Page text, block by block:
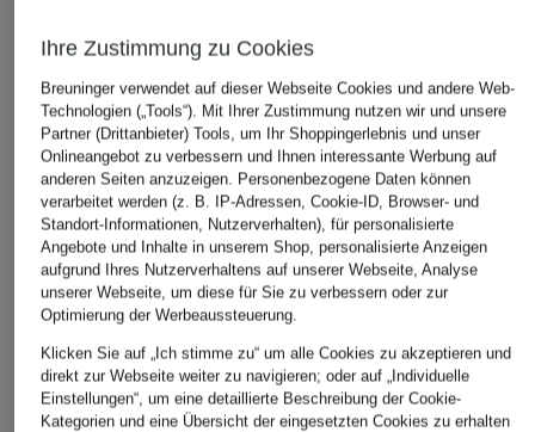
Ihre Zustimmung zu Cookies
Breuninger verwendet auf dieser Webseite Cookies und andere Web-
Technologien („Tools“). Mit Ihrer Zustimmung nutzen wir und unsere
Partner (Drittanbieter) Tools, um Ihr Shoppingerlebnis und unser
Onlineangebot zu verbessern und Ihnen interessante Werbung auf
anderen Seiten anzuzeigen. Personenbezogene Daten können
verarbeitet werden (z. B. IP-Adressen, Cookie-ID, Browser- und
Standort-Informationen, Nutzerverhalten), für personalisierte
Angebote und Inhalte in unserem Shop, personalisierte Anzeigen
aufgrund Ihres Nutzerverhaltens auf unserer Webseite, Analyse
unserer Webseite, um diese für Sie zu verbessern oder zur
Optimierung der Werbeaussteuerung.
Klicken Sie auf „Ich stimme zu“ um alle Cookies zu akzeptieren und
direkt zur Webseite weiter zu navigieren; oder auf „Individuelle
Einstellungen“, um eine detaillierte Beschreibung der Cookie-
Kategorien und eine Übersicht der eingesetzten Cookies zu erhalten